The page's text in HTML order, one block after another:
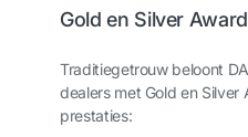
Gold en Silver
Traditiegetrouw beloont
dealers met Gold en
prestaties: